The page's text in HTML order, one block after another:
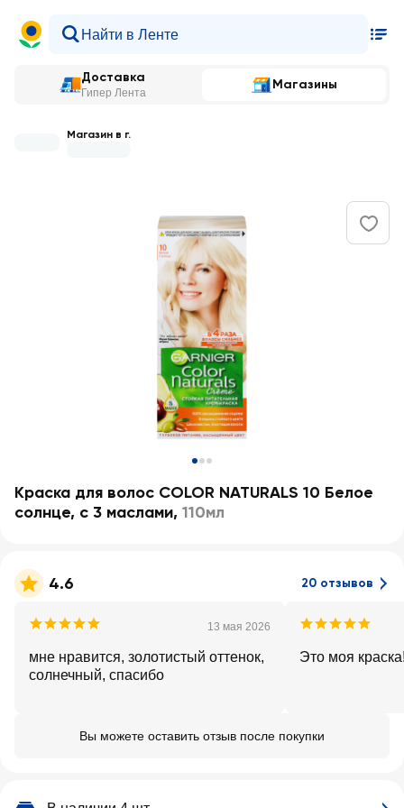
Доставка
Гипер Лента
Магазины
Магазин в г.
Краска для волос COLOR NATURALS 10 Белое
солнце, с 3 маслами, 110мл
4.6 20 отзывов
13 мая 2026
мне нравится, золотистый оттенок,
солнечный, спасибо
Это моя
Вы можете оставить отзыв после покупки